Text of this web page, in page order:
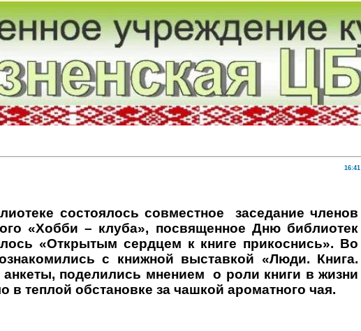
16:41
состоялось совместное
заседание членов
«Хобби – клуба», посвященное Дню библиотек
«Открытым сердцем к книге прикоснись». Во
с книжной выставкой «Люди. Книга.
поделились мнением о роли книги в жизни
в теплой обстановке за чашкой ароматного чая.